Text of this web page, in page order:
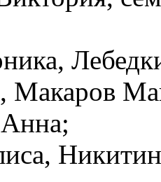
Макаров